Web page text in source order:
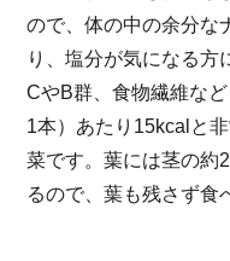
ので、体の中の余分な
り、塩分が気になる方
CやB群、食物繊維な
1本）あたり15kcalと
菜です。葉には茎の約
るので、葉も残さず食